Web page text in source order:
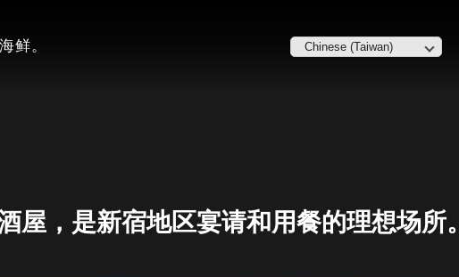
鲜。
屋，是新宿地区宴请和用餐的理想场所。